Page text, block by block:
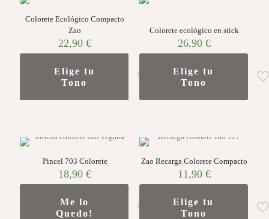
Colorete Ecológico Compacto
Zao
22,90€
Elige tu
Tono
Colorete ecológico en stick
26,90 €
Elige tu
Tono
Pincel 703 Colorete
18,90€
Me lo
Quedo!
Zao Recarga Colorete Compacto
11,90 €
Elige tu
Tono